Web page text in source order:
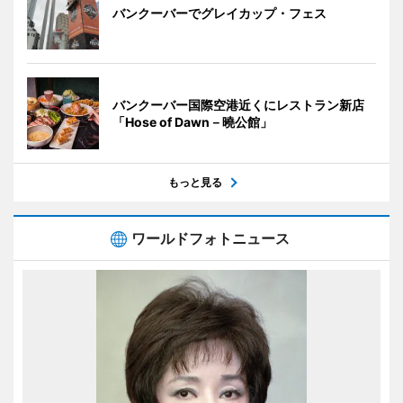
バンクーバーでグレイカップ・フェス
バンクーバー国際空港近くにレストラン新店
「Hose of Dawn－曉公館」
もっと見る
ワールドフォトニュース